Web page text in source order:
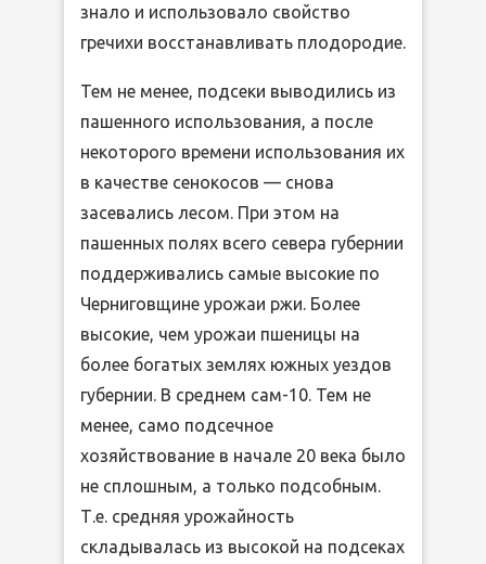
знало и использовало свойство
гречихи восстанавливать плодородие.
Тем не менее, подсеки выводились из
пашенного использования, а после
некоторого времени использования их
в качестве сенокосов — снова
засевались лесом. При этом на
пашенных полях всего севера губернии
поддерживались самые высокие по
Черниговщине урожаи ржи. Более
высокие, чем урожаи пшеницы на
более богатых землях южных уездов
губернии. В среднем сам-10. Тем не
менее, само подсечное
хозяйствование в начале 20 века было
не сплошным, а только подсобным.
Т.е. средняя урожайность
складывалась из высокой на подсеках